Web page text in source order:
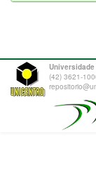
Universidade
(42) 3621-